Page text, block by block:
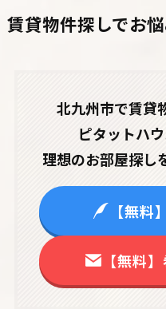
賃貸物件探しでお
北九州市で賃貸
ピタットハ
理想のお部屋探し
【無料
【無料